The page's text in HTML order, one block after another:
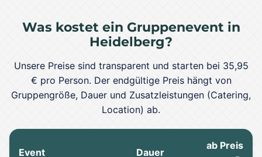
Was kostet ein Gruppenevent in
Heidelberg?
Unsere Preise sind transparent und starten bei 35,95
€ pro Person. Der endgültige Preis hängt von
Gruppengröße, Dauer und Zusatzleistungen (Catering,
Location) ab.
Event Dauer
ab Preis